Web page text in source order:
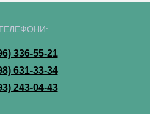
336-55-21
631-33-34
243-04-43